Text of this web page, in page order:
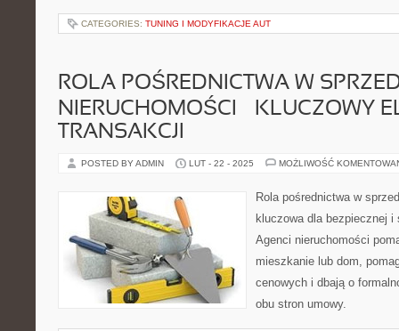
CATEGORIES: TUNING I MODYFIKACJE AUT
ROLA POŚREDNICTWA W
NIERUCHOMOŚCI – KLUCZOWY
TRANSAKCJI
POSTED BY ADMIN LUT - 22 - 2025 MOŻLIWOŚĆ
Rola pośrednictwa w
kluczowa dla bezpiecznej
Agenci nieruchomości
mieszkanie lub dom,
cenowych i dbają o
obu stron umowy.